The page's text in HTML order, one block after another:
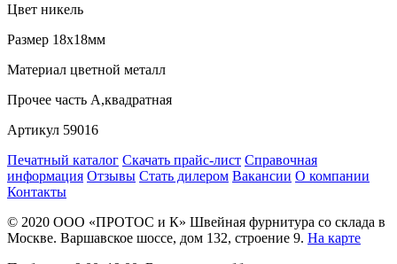
Цвет никель
Размер 18х18мм
Материал цветной металл
Прочее часть А,квадратная
Артикул 59016
Печатный каталог Скачать прайс-лист Справочная
информация Отзывы Стать дилером Вакансии О компании
Контакты
© 2020 ООО «ПРОТОС и К» Швейная фурнитура со склада в
Москве. Варшавское шоссе, дом 132, строение 9. На карте